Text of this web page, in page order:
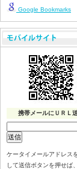
Google Bookmarks
携帯メールにＵＲＬ
ケータイメールアドレス
して送信ボタンを押せば